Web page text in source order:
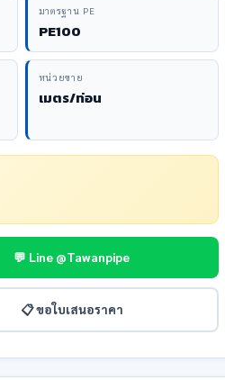
มาตรฐาน PE
PE100
หน่วยขาย
เมตร/ท่อน
💬 Line @Tawanpipe
📋 ขอใบเสนอราคา